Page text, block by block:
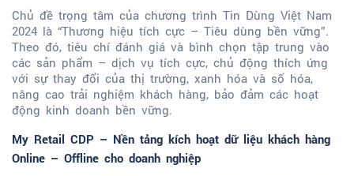
Chủ đề trọng tâm của chương trình Tin Dùng Việt Nam
2024 là “Thương hiệu tích cực – Tiêu dùng bền vững”.
Theo đó, tiêu chí đánh giá và bình chọn tập trung vào
các sản phẩm – dịch vụ tích cực, chủ động thích ứng
với sự thay đổi của thị trường, xanh hóa và số hóa,
nâng cao trải nghiệm khách hàng, bảo đảm các hoạt
động kinh doanh bền vững.
My Retail CDP – Nền tảng kích hoạt dữ liệu khách hàng
Online – Offline cho doanh nghiệp